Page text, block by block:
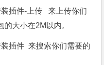
插件-上传 来上传你们
大小在2M以内。
插件 来搜索你们需要的